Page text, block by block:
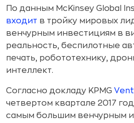
По данным McKinsey Global
входит в тройку мировых
венчурным инвестициям в
реальность, беспилотные
печать, робототехнику,
интеллект.
Согласно докладу KPMG
четвертом квартале 2017
самым большим венчурным